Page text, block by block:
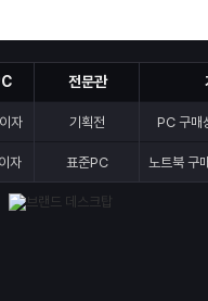
[09:47]현금 견적이요
[09:46] 카드 최저가 바로 구
자
자
전문관
기획전
표준PC
PC 구매
노트북 구